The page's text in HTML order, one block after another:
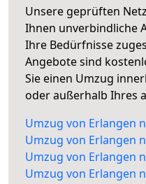
Unsere geprüften
Ihnen unverbindliche
Ihre Bedürfnisse
Angebote sind
Sie einen Umzug
oder außerhalb Ihres
Umzug von Erlangen
Umzug von Erlangen
Umzug von Erlangen
Umzug von Erlangen